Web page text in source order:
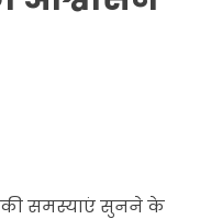
की समस्याएं सुनने के